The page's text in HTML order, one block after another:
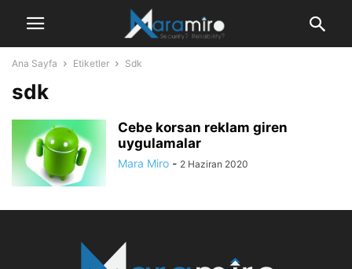
Ana Sayfa Etiketler Sdk
sdk
Cebe korsan reklam giren
uygulamalar
Mara Miro - 2 Haziran 2020